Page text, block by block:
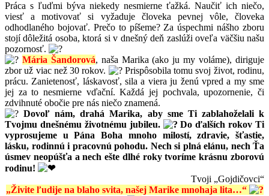
Práca s ľuďmi býva niekedy nesmierne ťažká. Naučiť ich niečo,
viesť a motivovať si vyžaduje človeka pevnej vôle, človeka
odhodlaného bojovať. Prečo to píšeme? Za úspechmi nášho zboru
stojí dôležitá osoba, ktorá si v dnešný deň zaslúži oveľa väčšiu našu
pozornosť.
Mária Šandorová, naša Marika (ako ju my voláme), diriguje
zbor už viac než 30 rokov.
Prispôsobila tomu svoj život, rodinu,
prácu. Zanietenosť, láskavosť, sila a viera ju ženú vpred a my sme
jej za to nesmierne vďační. Každá jej pochvala, upozornenie, či
zdvihnuté obočie pre nás niečo znamená.
Dovoľ nám, drahá Marika, aby sme Ti zablahoželali k
Tvojmu dnešnému životnému jubileu.
Do ďalších rokov Ti
vyprosujeme u Pána Boha mnoho milostí, zdravie, šťastie,
lásku, rodinnú i pracovnú pohodu. Nech si plná elánu, nech Ťa
úsmev neopúšťa a nech ešte dlhé roky tvoríme krásnu zborovú
rodinu!
Tvoji „Gojdičovci“
„Živite ľudije na blaho svita, našej Marike mnohaja lita…“